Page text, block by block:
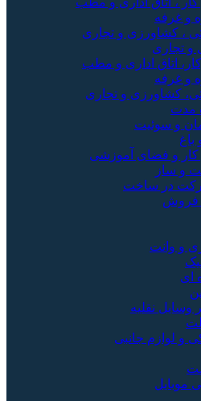
و غرفه
، کشاورزی و تجاری
و تجاری
اتاق اداری و مطب
و غرفه
کشاورزی و تجاری
مدت
و سوئیت
باغ
کار و فضای آموزشی
و ساز
در ساخت
فروش
و وانت
ای
وسایل نقلیه
و لوازم جانبی
موبایل